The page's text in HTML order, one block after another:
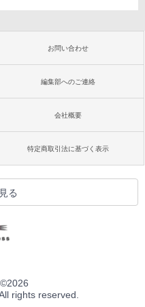
お問い合わせ
編集部へのご連絡
会社概要
特定商取引法に基づく表示
る
2026
rights reserved.